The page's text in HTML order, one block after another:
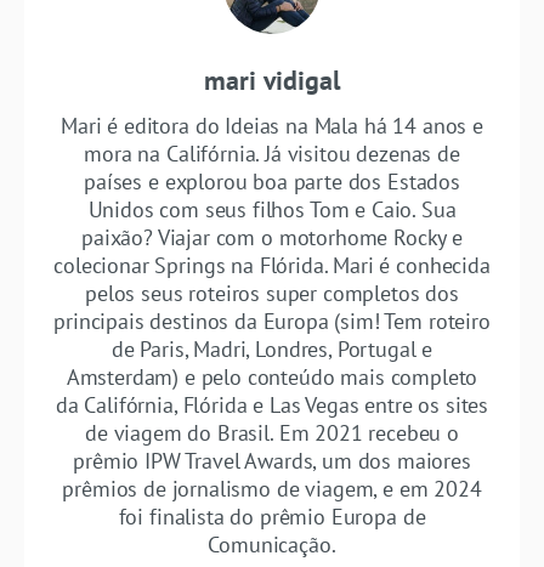
mari vidigal
Mari é editora do Ideias na Mala há 14 anos e
mora na Califórnia. Já visitou dezenas de
países e explorou boa parte dos Estados
Unidos com seus filhos Tom e Caio. Sua
paixão? Viajar com o motorhome Rocky e
colecionar Springs na Flórida. Mari é conhecida
pelos seus roteiros super completos dos
principais destinos da Europa (sim! Tem roteiro
de Paris, Madri, Londres, Portugal e
Amsterdam) e pelo conteúdo mais completo
da Califórnia, Flórida e Las Vegas entre os sites
de viagem do Brasil. Em 2021 recebeu o
prêmio IPW Travel Awards, um dos maiores
prêmios de jornalismo de viagem, e em 2024
foi finalista do prêmio Europa de
Comunicação.